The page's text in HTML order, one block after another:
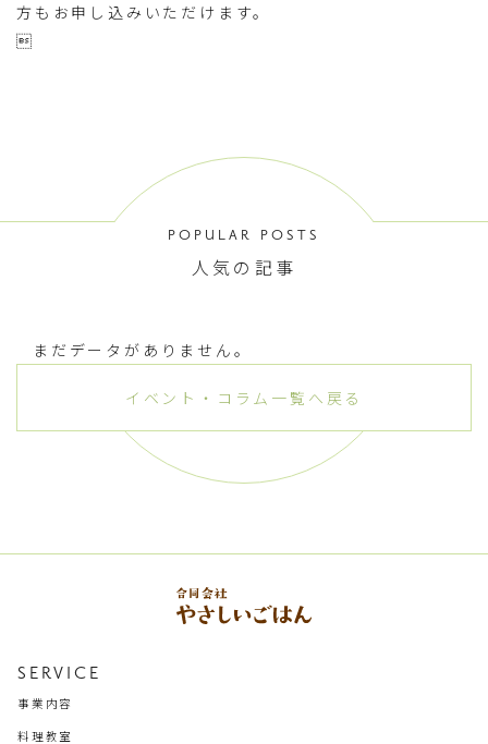
方もお申し込みいただけます。

POPULAR POSTS
人気の記事
まだデータがありません。
イベント・コラム一覧へ戻る
SERVICE
事業内容
料理教室